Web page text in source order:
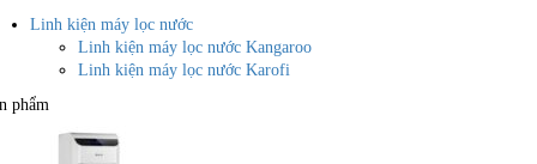
Linh kiện máy lọc nước
Linh kiện máy lọc nước Kangaroo
Linh kiện máy lọc nước Karofi
phẩm